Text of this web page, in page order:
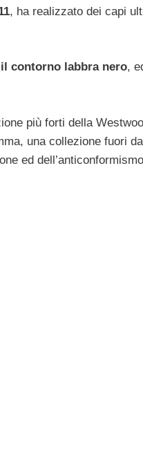
, ha realizzato dei capi
contorno labbra nero,
più forti della
una collezione fuori
ed